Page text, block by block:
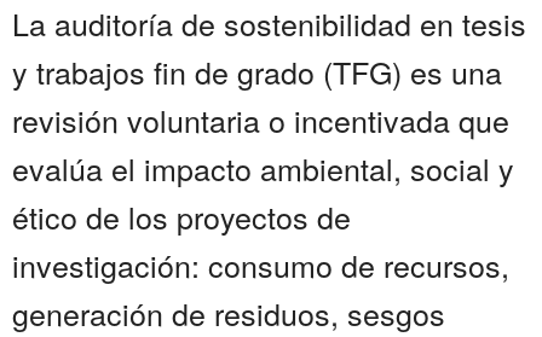
La auditoría de sostenibilidad en tesis
y trabajos fin de grado (TFG) es una
revisión voluntaria o incentivada que
evalúa el impacto ambiental, social y
ético de los proyectos de
investigación: consumo de recursos,
generación de residuos, sesgos